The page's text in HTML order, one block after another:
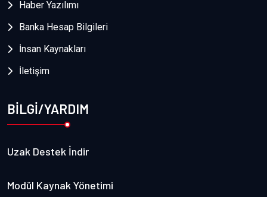
Haber Yazılımı
Banka Hesap Bilgileri
İnsan Kaynakları
İletişim
BİLGİ/YARDIM
Uzak Destek İndir
Modül Kaynak Yönetimi